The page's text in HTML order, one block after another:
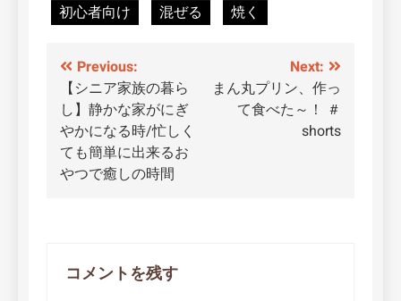
初心者向け
混ぜる 焼く
投
稿
ナ
ビ
シ
Previous:
【シニア家族の暮ら
し】静かな家がにぎ
やかになる時/忙しく
ても簡単に出来るお
やつで癒しの時間
Next:
まん丸プリン、作っ
て食べた～！ ＃
shorts
コメントを残す